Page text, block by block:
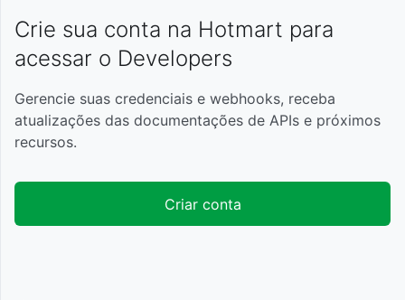
Crie sua conta na Hotmart para
acessar o Developers
Gerencie suas credenciais e webhooks, receba
atualizações das documentações de APIs e próximos
recursos.
Criar conta